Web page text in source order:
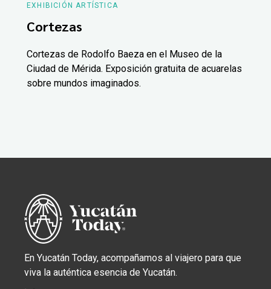
EXHIBICIÓN ARTÍSTICA
Cortezas
Cortezas de Rodolfo Baeza en el Museo de la
Ciudad de Mérida. Exposición gratuita de acuarelas
sobre mundos imaginados.
En Yucatán Today, acompañamos al viajero para que
viva la auténtica esencia de Yucatán.